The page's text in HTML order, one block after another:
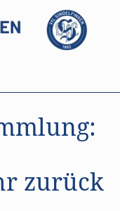
zurück